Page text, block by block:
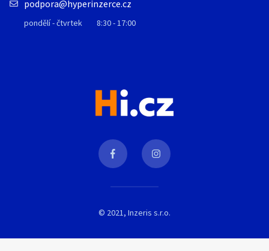
podpora@hyperinzerce.cz
pondělí - čtvrtek 8:30 - 17:00
© 2021, Inzeris s.r.o.